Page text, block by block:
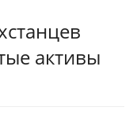
активы